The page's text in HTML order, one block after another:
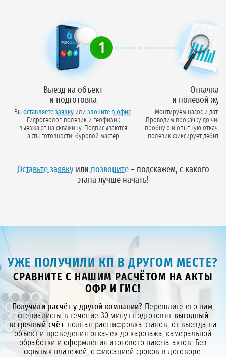
1
Выезд на объект
и подготовка
Вы оставляете заявку или звоните в офис.
Гидрогеолог-полевик и геофизик
выезжают на скважину. Подписываются
акты готовности: буровой мастер
Откачка
и полевой
Монтируем насос и
Проводим прокачку до
пробную и опытную откачки. Гидрогеолог-
полевик фиксирует дебит,
Оставьте заявкуили позвоните– подскажем, с какого
этапа лучше начать!
УЖЕ ПОЛУЧИЛИ КП В ДРУГОМ МЕСТЕ?
СРАВНИТЕ С НАШИМ РАСЧЁТОМ НА АКТЫ
ОФР И ГИС!
Получили расчёт у другой компании? Перешлите его нам,
специалисты в течение 30 минут подготовят выгодный
встречный счёт: полная расшифровка этапов, от выезда на
объект и проведения откачек до каротажа, камеральной
обработки и оформления итогового пакета актов. Без
скрытых платежей, с фиксацией сроков в договоре.